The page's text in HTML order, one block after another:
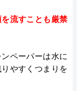
流すことも厳禁
ペーパーは水に
やすくつまりを